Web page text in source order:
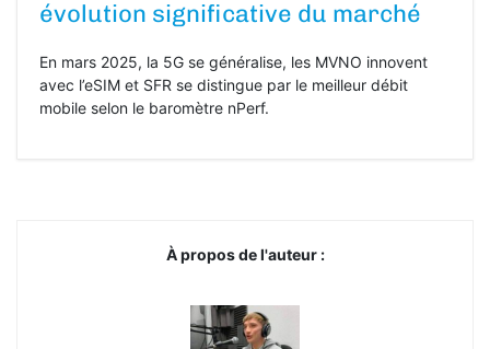
évolution significative du marché
En mars 2025, la 5G se généralise, les MVNO innovent
avec l’eSIM et SFR se distingue par le meilleur débit
mobile selon le baromètre nPerf.
À propos de l'auteur :